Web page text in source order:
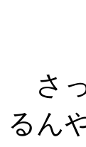
さ
るん